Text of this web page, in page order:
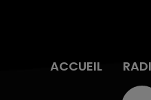
ACCUEIL